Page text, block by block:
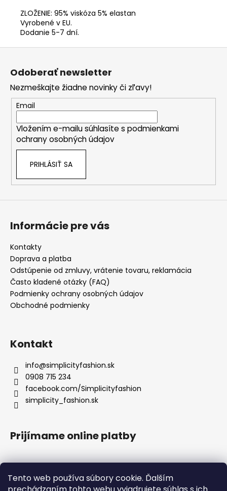
Tento web používa súbory cookie. Ďalším
ZLOŽENIE: 95% viskóza 5% elastan
Vyrobené v EU.
Dodanie 5-7 dní.
Odoberať newsletter
Nezmeškajte žiadne novinky či zľavy!
Email
Vložením e-mailu súhlasíte s podmienkami
ochrany osobných údajov
PRIHLÁSIŤ SA
Informácie pre vás
Kontakty
Doprava a platba
Odstúpenie od zmluvy, vrátenie tovaru, reklamácia
Často kladené otázky (FAQ)
Podmienky ochrany osobných údajov
Obchodné podmienky
Kontakt
info@simplicityfashion.sk
0908 715 234
facebook.com/Simplicityfashion
simplicity_fashion.sk
Prijímame online platby